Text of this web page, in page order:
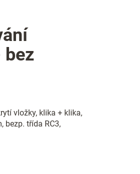
bez
vložky, klika + klika,
bezp. třída RC3,